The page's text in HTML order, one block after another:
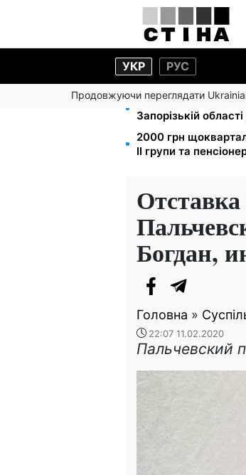
УКР РУС
Продовжуючи переглядати
1-2 набори гігієни
Запорізькій
2000 грн
II групи та
Богдан,
Головна »
22:07 11.02.2020
Пальчевский